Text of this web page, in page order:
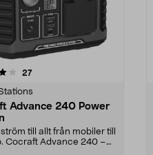
27recensioner
Advance 240 Power
till allt från mobiler till
Cocraft Advance 240 –
4.5 av 5 stjärnor